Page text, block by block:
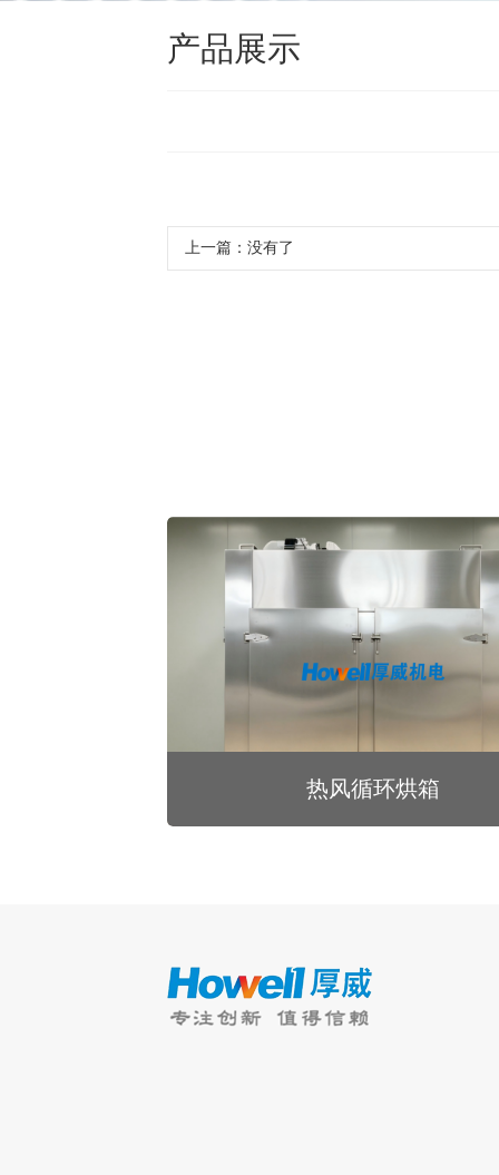
产品展示
上一篇： 没有了
热风循环烘箱